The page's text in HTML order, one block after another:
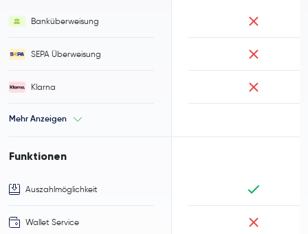
Banküberweisung
SEPA Überweisung
Klarna
Mehr Anzeigen
Funktionen
Auszahlmöglichkeit
Wallet Service